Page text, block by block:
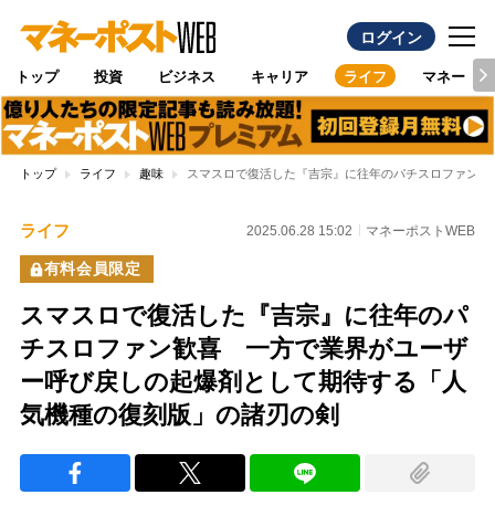
ログイン
トップ 投資 ビジネス キャリア ライフ マネー
トップ ライフ 趣味 スマスロで復活した『吉宗』に往年のパチスロファン
ライフ 2025.06.28 15:02 マネーポストWEB
有料会員限定
スマスロで復活した『吉宗』に往年のパ
チスロファン歓喜 一方で業界がユーザ
ー呼び戻しの起爆剤として期待する「人
気機種の復刻版」の諸刃の剣